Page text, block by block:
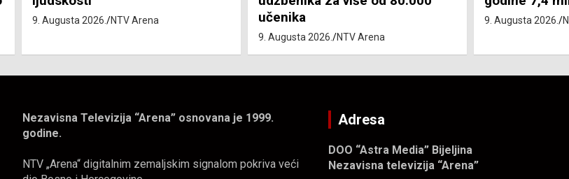
učenika
9. Augusta 2026. 9. Augusta 2026.
Nezavisna Televizija “Arena” osnovana je 1999.
godine.
NTV „Arena“ digitalnim zemaljskim signalom pokriva veći
Adresa
DOO “Astra Media” Bijeljina
Nezavisna televizija “Arena”